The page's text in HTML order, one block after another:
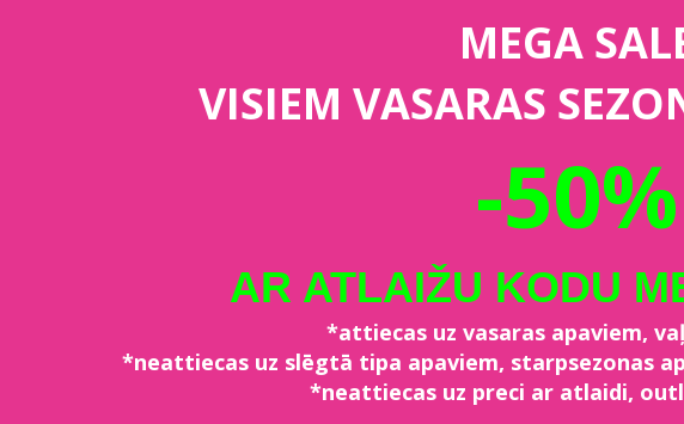
MEGA
VISIEM VASARAS
-50%
AR ATLAIŽU KODU
*attiecas uz vasaras apaviem,
*neattiecas uz slēgtā tipa apaviem, starpsezonas
*neattiecas uz preci ar atlaidi,